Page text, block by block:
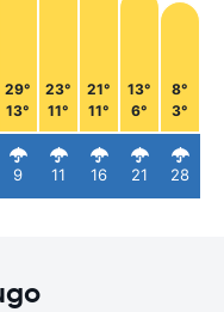
29°
13°
9
23°
11°
11
21°
11°
16
13°
6°
21
8°
3°
28